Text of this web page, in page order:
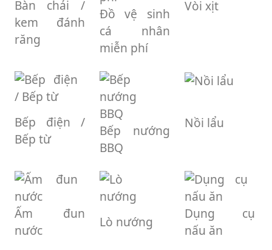
Bàn chải /
kem đánh
răng
Đồ vệ sinh
cá nhân
miễn phí
Vòi xịt
Bếp điện /
Bếp từ
Bếp nướng
BBQ
Nồi lẩu
Ấm đun
nước
Lò nướng
Dụng cụ
nấu ăn